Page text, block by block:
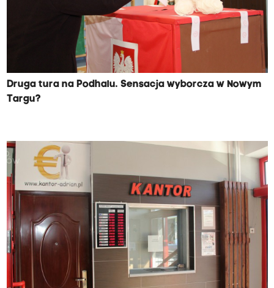
Druga tura na Podhalu. Sensacja wyborcza w Nowym
Targu?